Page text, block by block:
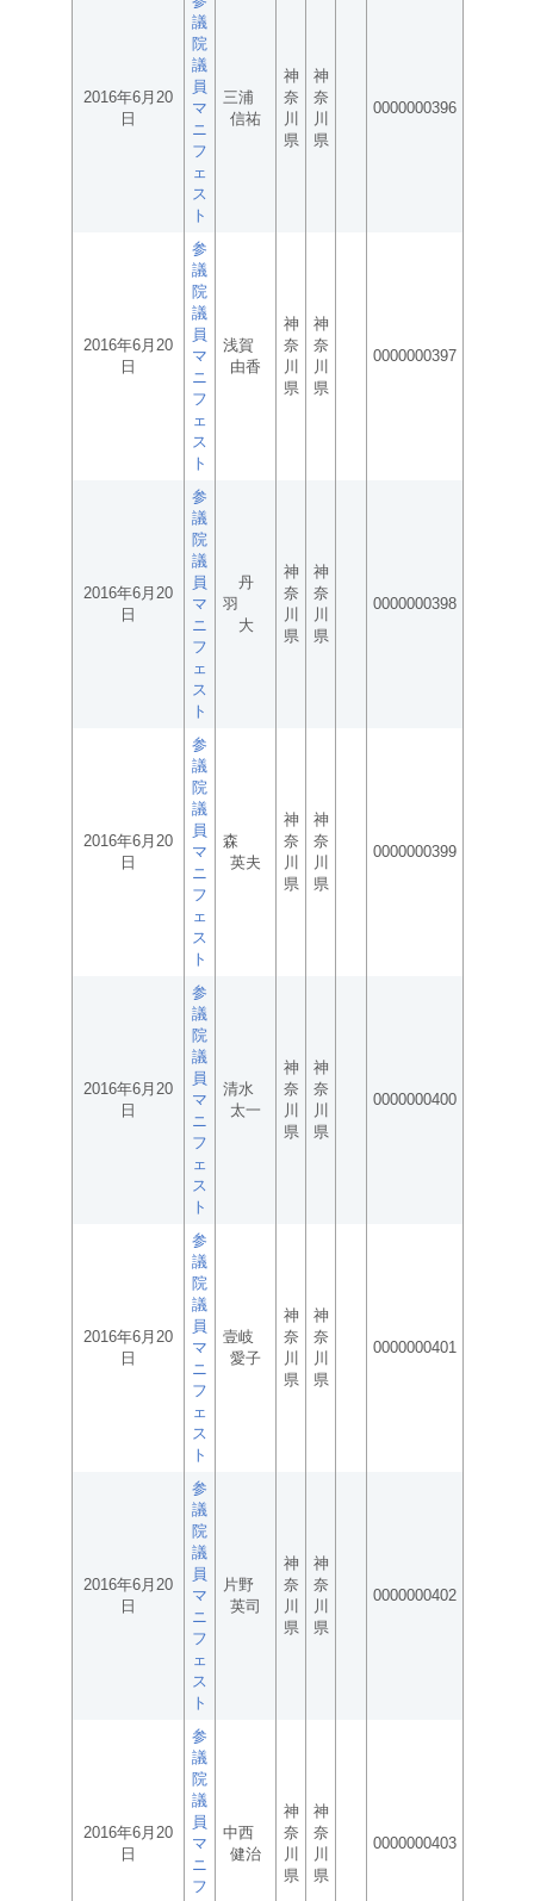
2016年6月20
日
議
院
議
員
マ
ニ
フ
ェ
ス
ト
三浦
信祐
神
奈
川
県
神
奈
川
県
0000000396
2016年6月20
日
参
議
院
議
員
マ
ニ
フ
ェ
ス
ト
浅賀
由香
神
奈
川
県
神
奈
川
県
0000000397
2016年6月20
日
参
議
院
議
員
マ
ニ
フ
ェ
ス
ト
丹
羽
大
神
奈
川
県
神
奈
川
県
0000000398
2016年6月20
日
参
議
院
議
員
マ
ニ
フ
ェ
ス
ト
森
英夫
神
奈
川
県
神
奈
川
県
0000000399
2016年6月20
日
参
議
院
議
員
マ
ニ
フ
ェ
ス
ト
清水
太一
神
奈
川
県
神
奈
川
県
0000000400
2016年6月20
日
参
議
院
議
員
マ
ニ
フ
ェ
ス
ト
壹岐
愛子
神
奈
川
県
神
奈
川
県
0000000401
2016年6月20
日
参
議
院
議
員
マ
ニ
フ
ェ
ス
ト
片野
英司
神
奈
川
県
神
奈
川
県
0000000402
2016年6月20
日
参
議
院
議
員
マ
ニ
フ
中西
健治
神
奈
川
県
神
奈
川
県
0000000403